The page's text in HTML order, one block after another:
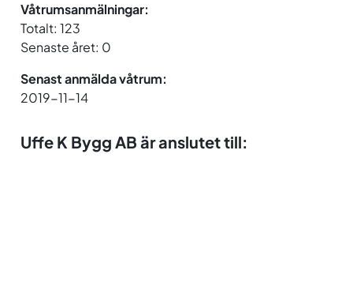
Våtrumsanmälningar:
Totalt: 123
Senaste året: 0
Senast anmälda våtrum:
2019-11-14
Uffe K Bygg AB är anslutet till: